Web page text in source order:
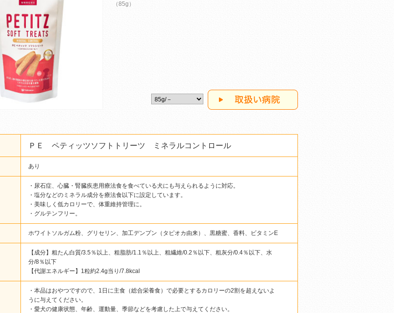
（85g）
ＰＥ ペティッツソフトトリーツ ミネラルコントロール
あり
・尿石症、心臓・腎臓疾患用療法食を食べている犬にも与えられるように対応。
・塩分などのミネラル成分を療法食以下に設定しています。
・美味しく低カロリーで、体重維持管理に。
・グルテンフリー。
ホワイトソルガム粉、グリセリン、加工デンプン（タピオカ由来）、黒糖蜜、香料、ビタミンE
【成分】粗たん白質/3.5％以上、粗脂肪/1.1％以上、粗繊維/0.2％以下、粗灰分/0.4％以下、水
分/8％以下
【代謝エネルギー】1粒約2.4g当り/7.8kcal
・本品はおやつですので、1日に主食（総合栄養食）で必要とするカロリーの2割を超えないよ
うに与えてください。
・愛犬の健康状態、年齢、運動量、季節などを考慮した上で与えてください。